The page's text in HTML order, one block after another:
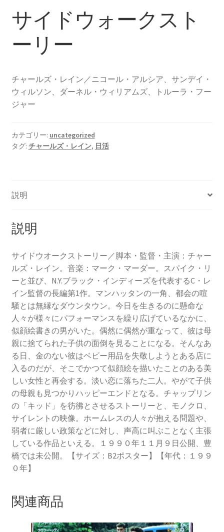
サイドウォークスト
ーリー
チャールズ・レイン／ニコール・アルシア、サンデイ・
ウィルソン、ダーネル・ウィリアムズ、トルーラ・フー
ジャー
カテゴリー: uncategorized
タグ: チャールズ・レイン, 日活
説明
説明
サイドウオークストーリー／脚本・監督・主演：チャー
ルズ・レイン。音楽：マーク・マーダー。スパイク・リ
ーと並び、N.Y.ブラック・インディーズを代表するC・レ
イン監督の長編第1作。マンハッタンの一角、都会の喧
騒とは無縁なダウンタウン。今日を生きるのに懸命な
人々が様々にパフォーマンスを繰り広げているなかに、
似顔絵書きの男がいた。偶然に偶然が重なって、彼は母
親に捨てられた子供の面倒を見ることになる。そんなあ
る日、金のない彼はベビー用品を失敬しようとある店に
入るのだが、そこでかつて似顔絵を描いたことのある美
しい女性と再会する。淡い恋に落ちた二人。やがて子供
の母親も見つかりハッピーエンドとなる。チャップリン
の「キッド」を彷彿とさせるストーリーと、モノクロ、
サイレントの映像。ホームレスの人々が抱える問題や、
弱者に厳しい政策などに対し、声高に叫ぶことなく主張
している作品といえる。１９９０年１１月９日公開、豊
橋では未公開。【サイズ：B2ポスター】【年代：１９９
０年】
関連商品